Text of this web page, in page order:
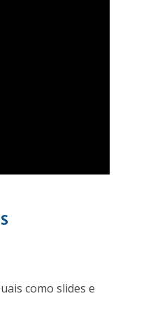
como slides e